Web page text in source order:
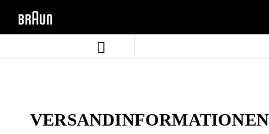
Inhalt
Navigationsmenü
VERSANDINFORMATIONEN